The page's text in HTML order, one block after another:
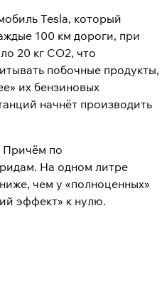
Tesla, который
100 км дороги, при
20 кг СО2, что
побочные продукты,
их бензиновых
начнёт производить
Причём по
На одном литре
чем у «полноценных»
эффект» к нулю.